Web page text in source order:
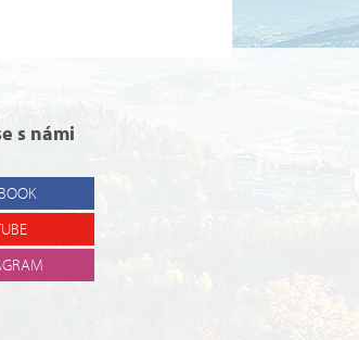
s námi